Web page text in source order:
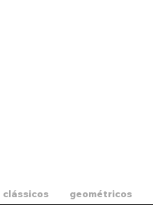
clássicos geométricos